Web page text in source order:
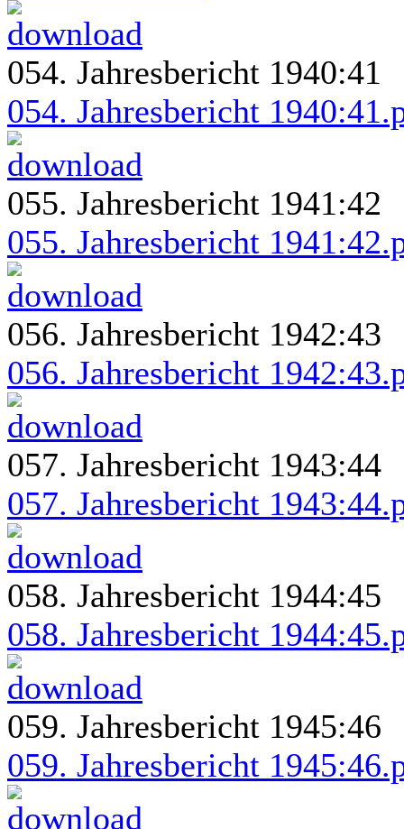
054. Jahresbericht 1940:41
054. Jahresbericht
055. Jahresbericht 1941:42
055. Jahresbericht
056. Jahresbericht 1942:43
056. Jahresbericht
057. Jahresbericht 1943:44
057. Jahresbericht
058. Jahresbericht 1944:45
058. Jahresbericht
059. Jahresbericht 1945:46
059. Jahresbericht